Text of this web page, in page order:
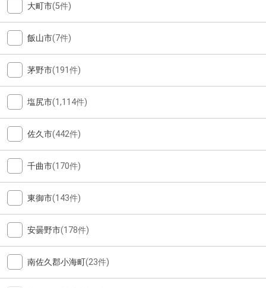
大町市(5件)
飯山市(7件)
茅野市(191件)
塩尻市(1,114件)
佐久市(442件)
千曲市(170件)
東御市(143件)
安曇野市(178件)
南佐久郡小海町(23件)